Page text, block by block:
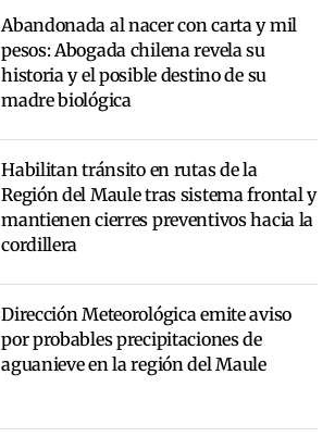
Abandonada al nacer con carta y mil
pesos: Abogada chilena revela su
historia y el posible destino de su
madre biológica
Habilitan tránsito en rutas de la
Región del Maule tras sistema frontal y
mantienen cierres preventivos hacia la
cordillera
Dirección Meteorológica emite aviso
por probables precipitaciones de
aguanieve en la región del Maule